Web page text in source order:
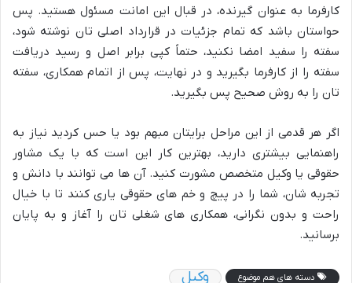
کارفرما به عنوان گیرنده، در قبال این امانت مسئول هستید. پس
حواستان باشد که تمام جزئیات در قرارداد اصلی تان نوشته شود،
سفته را سفید امضا نکنید، حتماً کپی برابر اصل و رسید دریافت
سفته را از کارفرما بگیرید و در نهایت، پس از اتمام همکاری، سفته
تان را به روش صحیح پس بگیرید.
اگر هر قدمی از این مراحل برایتان مبهم بود یا حس کردید نیاز به
راهنمایی بیشتری دارید، بهترین کار این است که با یک مشاور
حقوقی یا وکیل متخصص مشورت کنید. آن ها می توانند با دانش و
تجربه شان، شما را در پیچ و خم های حقوقی یاری کنند تا با خیال
راحت و بدون نگرانی، همکاری های شغلی تان را آغاز و به پایان
برسانید.
دسته های هم موضوع وکیل